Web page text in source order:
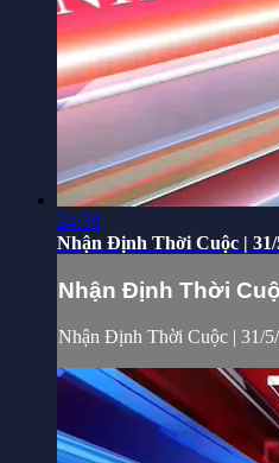
24:38
Nhận Định Thời Cuộc | 31/
Nhận Định Thời
Nhận Định Thời Cuộc | 31/